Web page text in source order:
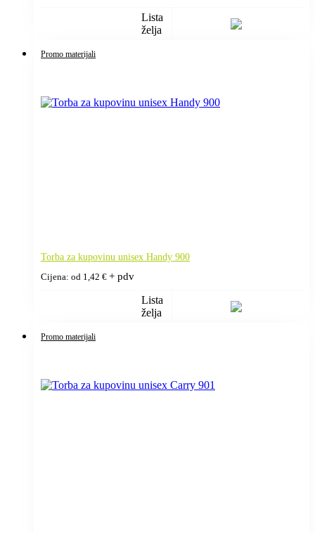
Lista
želja
Promo materijali
Torba za kupovinu unisex Handy 900
Cijena: od 1,42 € + pdv
Lista
želja
Promo materijali